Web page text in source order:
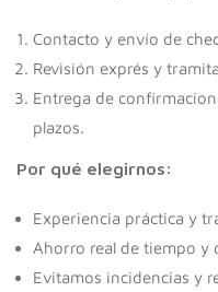
Contacto y envío de
Revisión exprés y
Entrega de
plazos.
Por qué elegirnos:
Experiencia práctica y
Ahorro real de tiempo y
Evitamos incidencias y